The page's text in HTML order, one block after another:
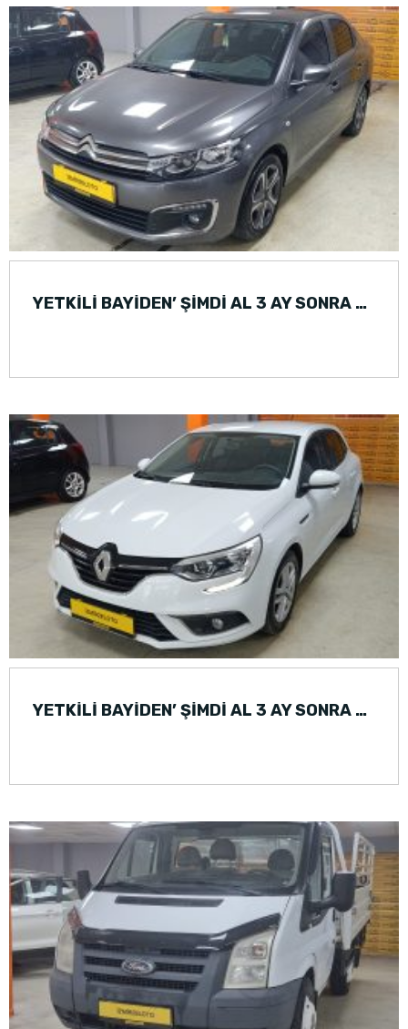
YETKİLİ BAYİDEN’ ŞİMDİ AL 3 AY SONRA ÖDE CITROEN C-ELYSEE (2020)
YETKİLİ BAYİDEN’ ŞİMDİ AL 3 AY SONRA ÖDE RENAULT MEGANE (2017)